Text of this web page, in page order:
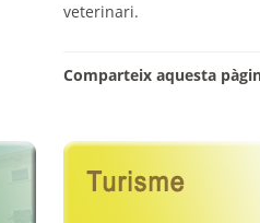
veterinari.
Comparteix aquesta